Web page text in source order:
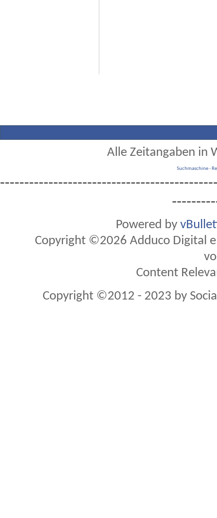
Alle Zeitangaben in
Suchmaschine-
Powered by
Copyright ©2026 Adduco Digital
Content
Copyright ©2012 - 2023 by